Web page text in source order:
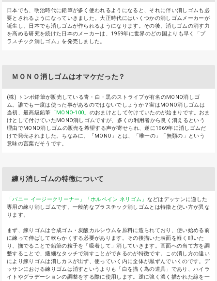
日本でも、明治時代に鉛筆が多く使われるようになると、それに伴い消しゴムも必
要とされるようになっていきました。大正時代にはいくつかの消しゴムメーカーが
誕生し、日本でも消しゴムが作られるようになります。その後、消しゴムの消す力
を高める研究を続けた日本のメーカーは、1959年に世界のどの国よりも早く「プ
ラスチック消しゴム」を発売しました。
ＭＯＮＯ消しゴムはオマケだった？
(株) トンボ鉛筆が販売している青・白・黒のストライプが有名のMONO消しゴ
ム。誰でも一度は使った事があるのではないでしょうか？実はMONO消しゴムは
当初、最高級鉛筆 「MONO-100」 のおまけとして付けていたのが始まりです。おま
けとして付けていたMONO消しゴムですが、多くの利用者から良く消えるという
理由でMONO消しゴムの販売を希望する声が寄せられ、遂に1969年に消しゴムだ
けで発売されました。ちなみに、「MONO」とは、「唯一の」「無類の」という
意味の言葉だそうです。
練り消しゴムの特徴について
「バニー イージークリーナー」 「ホルベイン ネリゴム」 などはデッサンに適した
専用の練り消しゴムです。一般的なプラスチック消しゴムとは特徴と使い方が異な
ります。
まず、練りゴムは合成ゴム・炭酸カルシウムを原料に造られており、使い始める前
に練って伸ばして軟らかくする必要があります。その後描いた表面を軽く叩いた
り、撫でることで鉛筆の粒子を「吸着して」消していきます。画面への当て方を調
整することで、繊細なタッチで消すことができるのが特徴です。この消し方の違い
により練りゴムは消しカスが出ず、使っていく内に全体が黒ずんでいくのです。デ
ッサンにおける練りゴムは消すというよりも「白を描く為の道具」であり、ハイラ
イトやグラデーションの調整をする際に使用します。逆に強く濃く描かれた線を一